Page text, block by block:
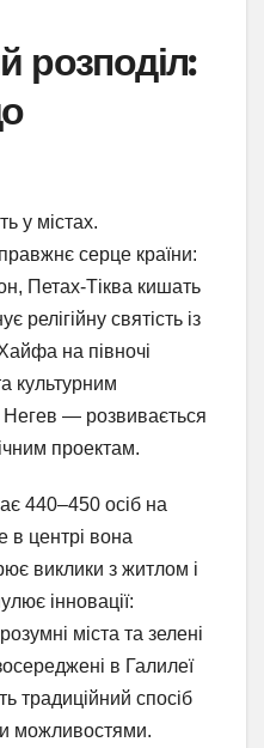
розподіл:
у містах.
серце країни:
Петах-Тіква кишать
святість із
на півночі
культурним
— розвивається
проектам.
440–450 осіб на
в центрі вона
виклики з житлом і
інновації:
міста та зелені
в Галилеї
традиційний спосіб
можливостями.